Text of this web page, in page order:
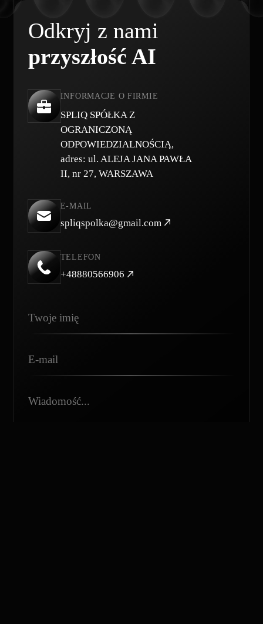
Odkryj z nami
przyszłość AI
INFORMACJE O FIRMIE
SPLIQ SPÓŁKA Z
OGRANICZONĄ
ODPOWIEDZIALNOŚCIĄ,
adres: ul. ALEJA JANA PAWŁA
II, nr 27, WARSZAWA
E-MAIL
spliqspolka@gmail.com
TELEFON
+48880566906